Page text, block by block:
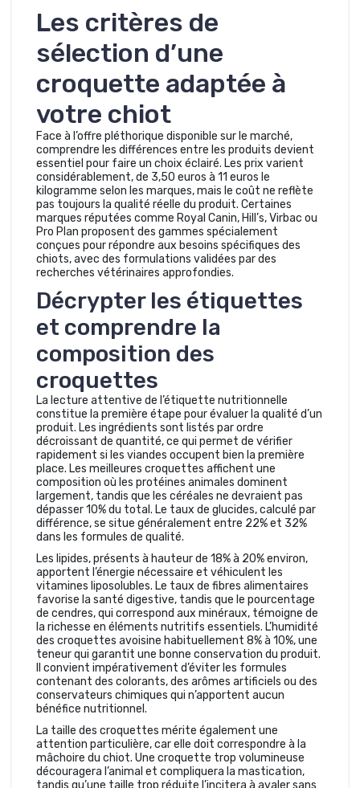
Les critères de
sélection d’une
croquette adaptée à
votre chiot
Face à l’offre pléthorique disponible sur le marché,
comprendre les différences entre les produits devient
essentiel pour faire un choix éclairé. Les prix varient
considérablement, de 3,50 euros à 11 euros le
kilogramme selon les marques, mais le coût ne reflète
pas toujours la qualité réelle du produit. Certaines
marques réputées comme Royal Canin, Hill’s, Virbac ou
Pro Plan proposent des gammes spécialement
conçues pour répondre aux besoins spécifiques des
chiots, avec des formulations validées par des
recherches vétérinaires approfondies.
Décrypter les étiquettes
et comprendre la
composition des
croquettes
La lecture attentive de l’étiquette nutritionnelle
constitue la première étape pour évaluer la qualité d’un
produit. Les ingrédients sont listés par ordre
décroissant de quantité, ce qui permet de vérifier
rapidement si les viandes occupent bien la première
place. Les meilleures croquettes affichent une
composition où les protéines animales dominent
largement, tandis que les céréales ne devraient pas
dépasser 10% du total. Le taux de glucides, calculé par
différence, se situe généralement entre 22% et 32%
dans les formules de qualité.
Les lipides, présents à hauteur de 18% à 20% environ,
apportent l’énergie nécessaire et véhiculent les
vitamines liposolubles. Le taux de fibres alimentaires
favorise la santé digestive, tandis que le pourcentage
de cendres, qui correspond aux minéraux, témoigne de
la richesse en éléments nutritifs essentiels. L’humidité
des croquettes avoisine habituellement 8% à 10%, une
teneur qui garantit une bonne conservation du produit.
Il convient impérativement d’éviter les formules
contenant des colorants, des arômes artificiels ou des
conservateurs chimiques qui n’apportent aucun
bénéfice nutritionnel.
La taille des croquettes mérite également une
attention particulière, car elle doit correspondre à la
mâchoire du chiot. Une croquette trop volumineuse
découragera l’animal et compliquera la mastication,
tandis qu’une taille trop réduite l’incitera à avaler sans